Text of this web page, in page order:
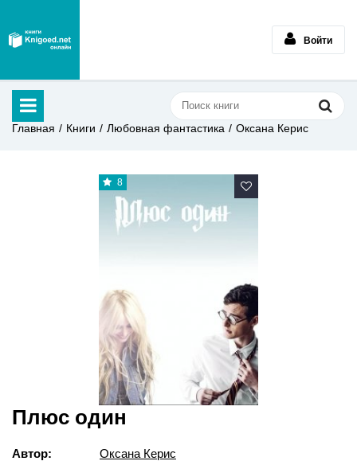
Войти
Главная Книги Любовная фантастика Оксана Керис
8
Плюс один
Автор: Оксана Керис